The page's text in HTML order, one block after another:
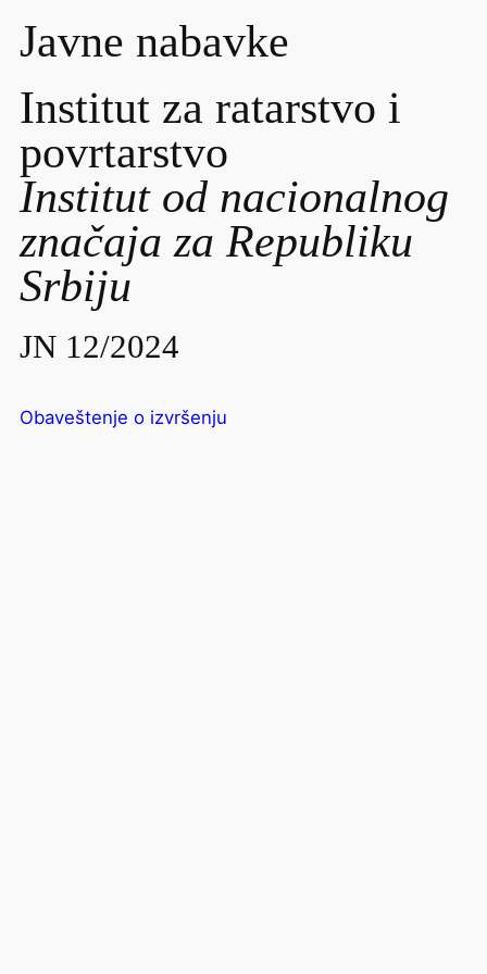
Javne nabavke
Institut za ratarstvo i
povrtarstvo
Institut od nacionalnog
značaja za Republiku
Srbiju
JN 12/2024
Obaveštenje o izvršenju